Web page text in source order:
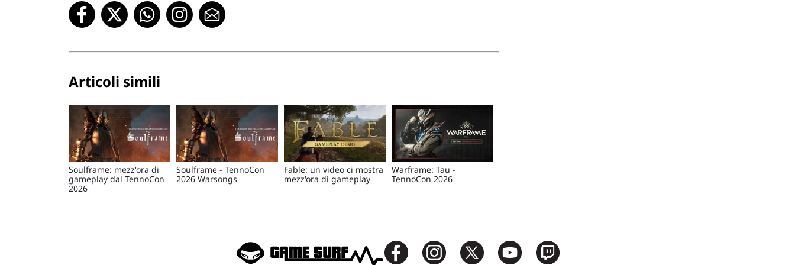
Articoli simili
Soulframe: mezz'ora di
gameplay dal TennoCon
2026
Soulframe - TennoCon
2026 Warsongs
Fable: un video ci mostra
mezz'ora di gameplay
Warframe: Tau -
TennoCon 2026